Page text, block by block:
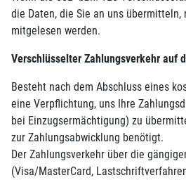
die Daten, die Sie an uns übermitteln,
mitgelesen werden.
Verschlüsselter Zahlungsverkehr auf
Besteht nach dem Abschluss eines
eine Verpflichtung, uns Ihre
bei Einzugsermächtigung) zu
zur Zahlungsabwicklung benötigt.
Der Zahlungsverkehr über die
(Visa/MasterCard,